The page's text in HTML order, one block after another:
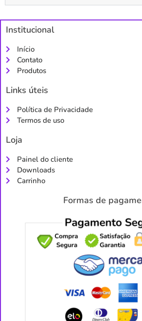
Institucional
Início
Contato
Produtos
Links úteis
Política de Privacidade
Termos de uso
Loja
Painel do cliente
Downloads
Carrinho
Formas de